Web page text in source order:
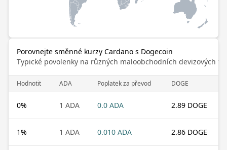
Porovnejte směnné kurzy Cardano s Dogecoin
Typické povolenky na různých maloobchodních devizových
Hodnotit ADA Poplatek za převod DOGE
0% 1 ADA 0.0 ADA 2.89 DOGE
1% 1 ADA 0.010 ADA 2.86 DOGE